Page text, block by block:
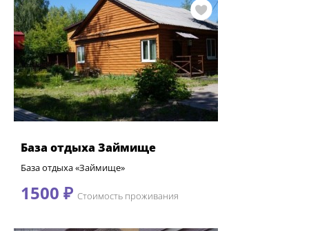
База отдыха Займище
База отдыха «Займище»
1500 ₽ Стоимость проживания